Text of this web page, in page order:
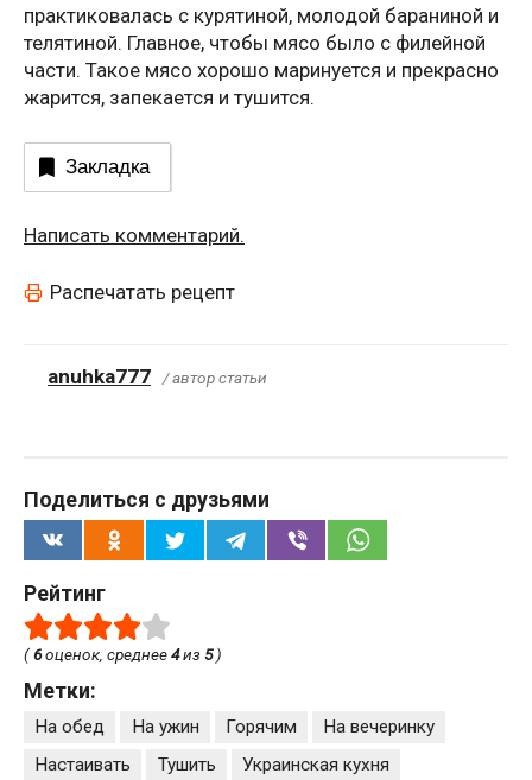
практиковалась с курятиной, молодой бараниной и
телятиной. Главное, чтобы мясо было с филейной
части. Такое мясо хорошо маринуется и прекрасно
жарится, запекается и тушится.
Закладка
Написать комментарий.
Распечатать рецепт
anuhka777 / автор статьи
Поделиться с друзьями
Рейтинг
(6оценок, среднее4из 5)
Метки:
На обед На ужин Горячим
На вечеринку
Настаивать
Тушить Украинская кухня